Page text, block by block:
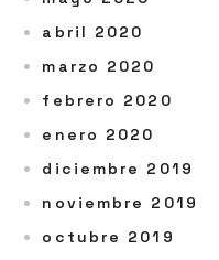
abril 2020
marzo 2020
febrero 2020
enero 2020
diciembre 2019
noviembre 2019
octubre 2019